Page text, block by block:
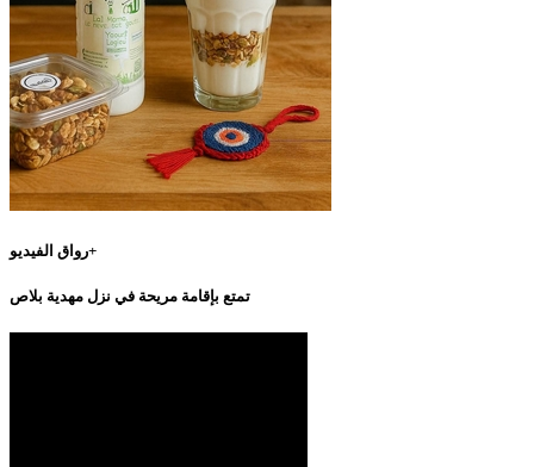
رواق الفيديو+
تمتع بإقامة مريحة في نزل مهدية بلاص